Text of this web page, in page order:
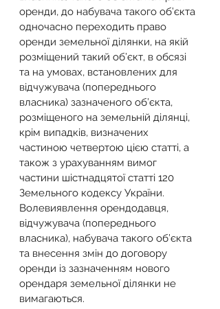
оренди, до набувача такого об’єкта
одночасно переходить право
оренди земельної ділянки, на якій
розміщений такий об’єкт, в обсязі
та на умовах, встановлених для
відчужувача (попереднього
власника) зазначеного об’єкта,
розміщеного на земельній ділянці,
крім випадків, визначених
частиною четвертою цією статті, а
також з урахуванням вимог
частини шістнадцятої статті 120
Земельного кодексу України.
Волевиявлення орендодавця,
відчужувача (попереднього
власника), набувача такого об’єкта
та внесення змін до договору
оренди із зазначенням нового
орендаря земельної ділянки не
вимагаються.